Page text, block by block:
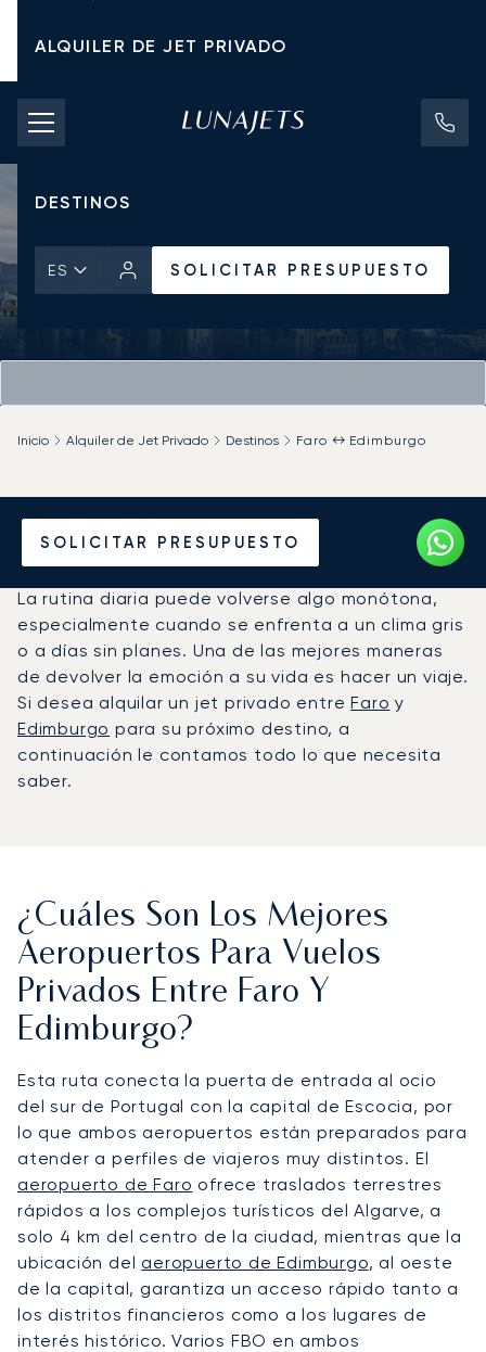
ALQUILER DE JET PRIVADO
TARIFAS DE CHÁRTER
JETS PRIVADOS
DESTINOS
ES SOLICITAR PRESUPUESTO
SOLICITAR PRESUPUESTO
Inicio Alquiler de Jet Privado Destinos Faro ↔ Edimburgo
Alquile un Jet Privado de
Faro a Edimburgo
La rutina diaria puede volverse algo monótona,
especialmente cuando se enfrenta a un clima gris
o a días sin planes. Una de las mejores maneras
de devolver la emoción a su vida es hacer un viaje.
Si desea alquilar un jet privado entreFaro y
Edimburgo para su próximo destino, a
continuación le contamos todo lo que necesita
saber.
¿Cuáles Son Los Mejores
Aeropuertos Para Vuelos
Privados Entre Faro Y
Edimburgo?
Esta ruta conecta la puerta de entrada al ocio
del sur de Portugal con la capital de Escocia, por
lo que ambos aeropuertos están preparados para
atender a perfiles de viajeros muy distintos. El
aeropuerto de Faro ofrece traslados terrestres
rápidos a los complejos turísticos del Algarve, a
solo 4 km del centro de la ciudad, mientras que la
ubicación del aeropuerto de Edimburgo, al oeste
de la capital, garantiza un acceso rápido tanto a
los distritos financieros como a los lugares de
interés histórico. Varios FBO en ambos